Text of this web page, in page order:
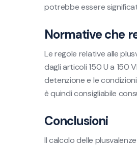
potrebbe essere
Normative che
Le regole relative alle
dagli articoli 150 U a 150
detenzione e le
è quindi consigliabile
Conclusioni
Il calcolo delle